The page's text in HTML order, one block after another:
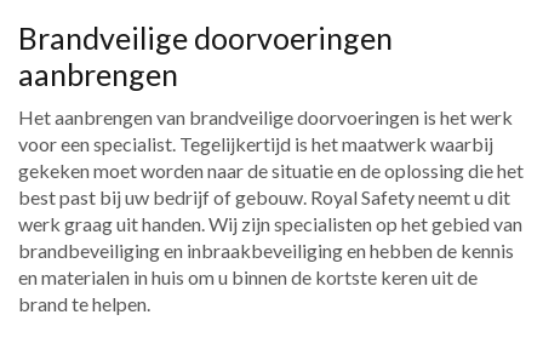
Brandveilige doorvoeringen
aanbrengen
Het aanbrengen van brandveilige doorvoeringen is het werk
voor een specialist. Tegelijkertijd is het maatwerk waarbij
gekeken moet worden naar de situatie en de oplossing die het
best past bij uw bedrijf of gebouw. Royal Safety neemt u dit
werk graag uit handen. Wij zijn specialisten op het gebied van
brandbeveiliging en inbraakbeveiliging en hebben de kennis
en materialen in huis om u binnen de kortste keren uit de
brand te helpen.